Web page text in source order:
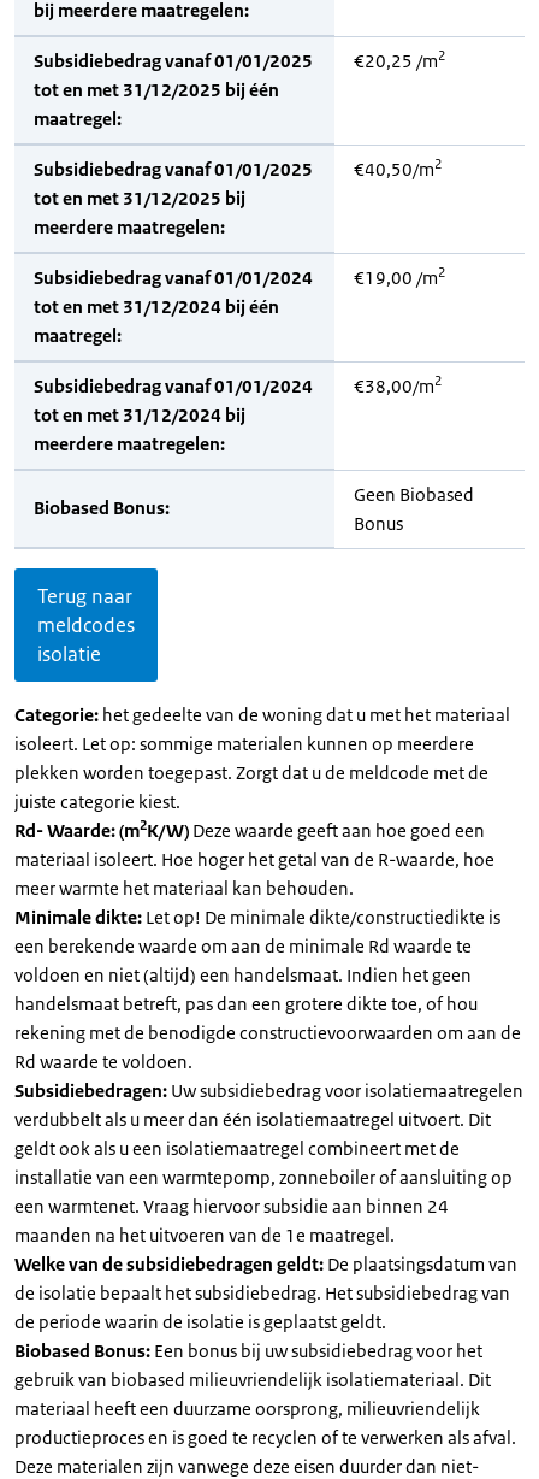
bij meerdere maatregelen:
Subsidiebedrag vanaf 01/01/2025
tot en met 31/12/2025 bij één
maatregel:
€20,25 /m2
Subsidiebedrag vanaf 01/01/2025
tot en met 31/12/2025 bij
meerdere maatregelen:
€40,50/m2
Subsidiebedrag vanaf 01/01/2024
tot en met 31/12/2024 bij één
maatregel:
€19,00 /m2
Subsidiebedrag vanaf 01/01/2024
tot en met 31/12/2024 bij
meerdere maatregelen:
€38,00/m2
Biobased Bonus:
Geen Biobased
Bonus
Terug naar
meldcodes
isolatie
Categorie: het gedeelte van de woning dat u met het materiaal
isoleert. Let op: sommige materialen kunnen op meerdere
plekken worden toegepast. Zorgt dat u de meldcode met de
juiste categorie kiest.
Rd- Waarde: (m2K/W) Deze waarde geeft aan hoe goed een
materiaal isoleert. Hoe hoger het getal van de R-waarde, hoe
meer warmte het materiaal kan behouden.
Minimale dikte: Let op! De minimale dikte/constructiedikte is
een berekende waarde om aan de minimale Rd waarde te
voldoen en niet (altijd) een handelsmaat. Indien het geen
handelsmaat betreft, pas dan een grotere dikte toe, of hou
rekening met de benodigde constructievoorwaarden om aan de
Rd waarde te voldoen.
Subsidiebedragen: Uw subsidiebedrag voor isolatiemaatregelen
verdubbelt als u meer dan één isolatiemaatregel uitvoert. Dit
geldt ook als u een isolatiemaatregel combineert met de
installatie van een warmtepomp, zonneboiler of aansluiting op
een warmtenet. Vraag hiervoor subsidie aan binnen 24
maanden na het uitvoeren van de 1e maatregel.
Welke van de subsidiebedragen geldt: De plaatsingsdatum van
de isolatie bepaalt het subsidiebedrag. Het subsidiebedrag van
de periode waarin de isolatie is geplaatst geldt.
Biobased Bonus: Een bonus bij uw subsidiebedrag voor het
gebruik van biobased milieuvriendelijk isolatiemateriaal. Dit
materiaal heeft een duurzame oorsprong, milieuvriendelijk
productieproces en is goed te recyclen of te verwerken als afval.
Deze materialen zijn vanwege deze eisen duurder dan niet-